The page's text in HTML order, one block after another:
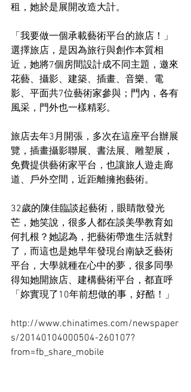
租，她於是展開改造大計。
「我要做一個承載藝術平台的旅店！」
選擇旅店，是因為旅行與創作本質相
近，她將7個房間設計成不同主題，邀來
花藝、攝影、建築、插畫、音樂、電
影、平面共7位藝術家參與；門內，各有
風采，門外也一樣精彩。
旅店去年3月開張，多次在這座平台辦展
覽，插畫攝影聯展、書法展、雕塑展，
免費提供藝術家平台，也讓旅人遊走廊
道、戶外空間，近距離擁抱藝術。
32歲的陳佳臨談起藝術，眼睛散發光
芒，她笑說，很多人都在談美學教育如
何扎根？她認為，把藝術帶進生活就對
了，而這也是她早年發現台南缺乏藝術
平台，大學就種在心中的夢，很多同學
得知她開旅店、建構藝術平台，都直呼
「妳實現了10年前想做的事，好酷！」
http://www.chinatimes.com/newspaper
s/20140104000504-260107?
from=fb_share_mobile